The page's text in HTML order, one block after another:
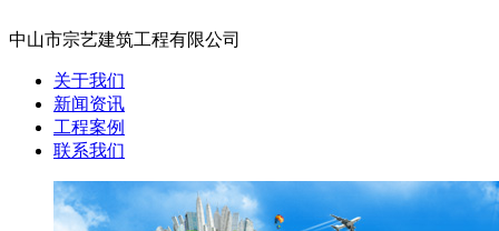
中山市宗艺建筑工程有限公司
关于我们
新闻资讯
工程案例
联系我们